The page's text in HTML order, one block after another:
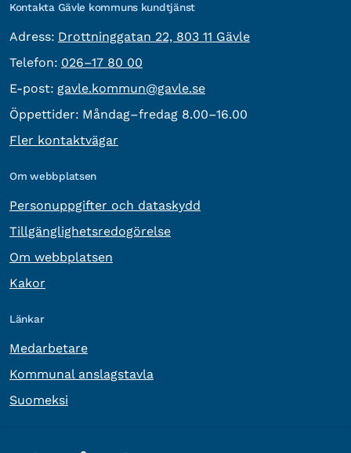
Kontakta Gävle kommuns kundtjänst
Adress: besöksadress:
Drottninggatan 22, 803 11 Gävle
Telefon: Telefon:
026–17 80 00
E-post: E-post:
gavle.kommun@gavle.se
Öppettider: Måndag–fredag 8.00–16.00
Fler kontaktvägar
Om webbplatsen
Personuppgifter och dataskydd
Tillgänglighetsredogörelse
Om webbplatsen
Kakor
Länkar
Medarbetare
Kommunal anslagstavla
Suomeksi